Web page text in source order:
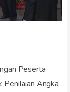
Peserta
Angka